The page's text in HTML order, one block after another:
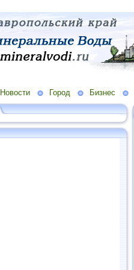
Новости Город Бизнес